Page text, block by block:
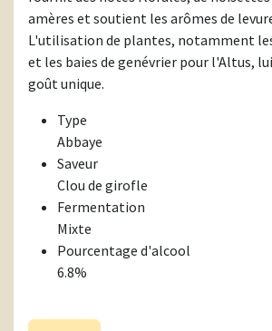
amères et soutient les arômes de
L'utilisation de plantes, notamment
et les baies de genévrier pour l'Altus,
goût unique.
Type
Abbaye
Saveur
Clou de girofle
Fermentation
Mixte
Pourcentage d'alcool
6.8%